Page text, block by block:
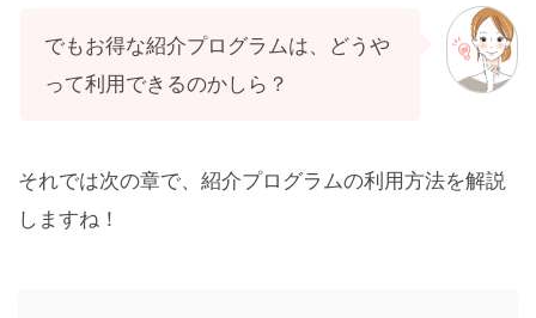
でもお得な紹介プログラムは、どうや
って利用できるのかしら？
それでは次の章で、紹介プログラムの利用方法を解説
しますね！